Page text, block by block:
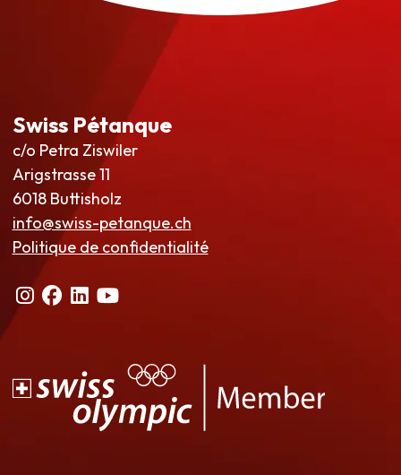
Swiss Pétanque
c/o Petra Ziswiler
Arigstrasse 11
6018 Buttisholz
info@swiss-petanque.ch
Politique de confidentialité